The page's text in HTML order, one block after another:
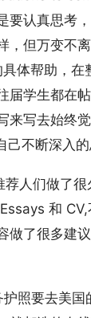
要认真思考
，但万变不
体帮助，在
届学生都在
来写去始终
不断深入的
人们做了很
和
做了很多建
照要去美国